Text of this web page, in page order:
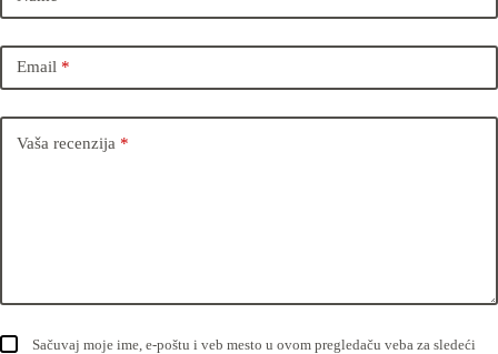
Email *
Vaša recenzija *
Sačuvaj moje ime, e-poštu i veb mesto u ovom pregledaču veba za sledeći